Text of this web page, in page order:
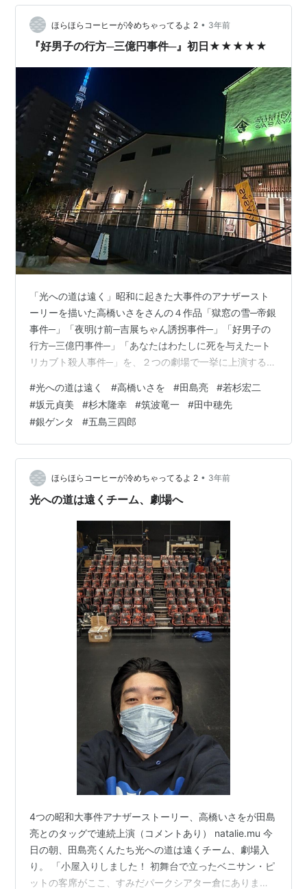
郎・筑波竜一・佐河ゆい・荒木理恵・…
ほらほらコーヒーが冷めちゃってるよ 2 • 3年前
『好男子の行方─三億円事件─』初日★★★★★
「光への道は遠く」昭和に起きた大事件のアナザースト
ーリーを描いた高橋いさをさんの４作品「獄窓の雪─帝銀
事件─」「夜明け前─吉展ちゃん誘拐事件─」「好男子の
行方─三億円事件─」「あなたはわたしに死を与えた─ト
リカブト殺人事件─」を、２つの劇場で一挙に上演すると
だパークシアター倉にて高橋いさを作・田島亮演出『好
男子の行方─三億円事件─』初日観劇。社訓だろう「誠心
誠意」の揮毫のある部屋で繰り広げられるワンシチュエ
ーション会話劇のおかしみ。それぞれの心の中が見える
演技が素敵でした。メリハリのあるエンタメに仕上がっ
ているので、これから観る方はこの映像…
#光への道は遠く #高橋いさを #田島亮 #若杉宏二
#坂元貞美 #杉木隆幸 #筑波竜一 #田中穂先
#銀ゲンタ #五島三四郎
ほらほらコーヒーが冷めちゃってるよ 2 • 3年前
光への道は遠くチーム、劇場へ
4つの昭和大事件アナザーストーリー、高橋いさをが田島
亮とのタッグで連続上演（コメントあり） natalie.mu 今
日の朝、田島亮くんたち光への道は遠くチーム、劇場入
り。 「小屋入りしました！ 初舞台で立ったベニサン・ピ
ットの客席がここ、すみだパークシアター倉にありま